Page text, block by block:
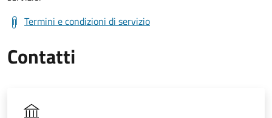
Termini e condizioni di servizio
Contatti